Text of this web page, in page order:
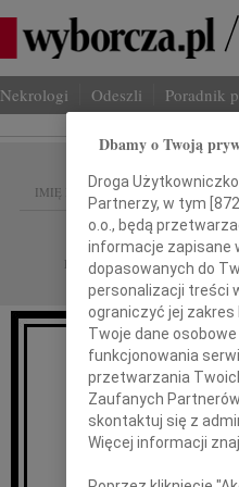
Nekrologi Odeszli Poradnik
IMIĘ I NAZWISKO:
REGION: Radom
DATA EMISJI: 10.12.2019
w
Dbamy o Twoją
Droga
Partnerzy, w tym [872
o.o., będą
informacje zapisane
dopasowanych do
personalizacji treści
ograniczyć jej zakres
Twoje dane
funkcjonowania
przetwarzania
Zaufanych
skontaktuj się z
Więcej informacji